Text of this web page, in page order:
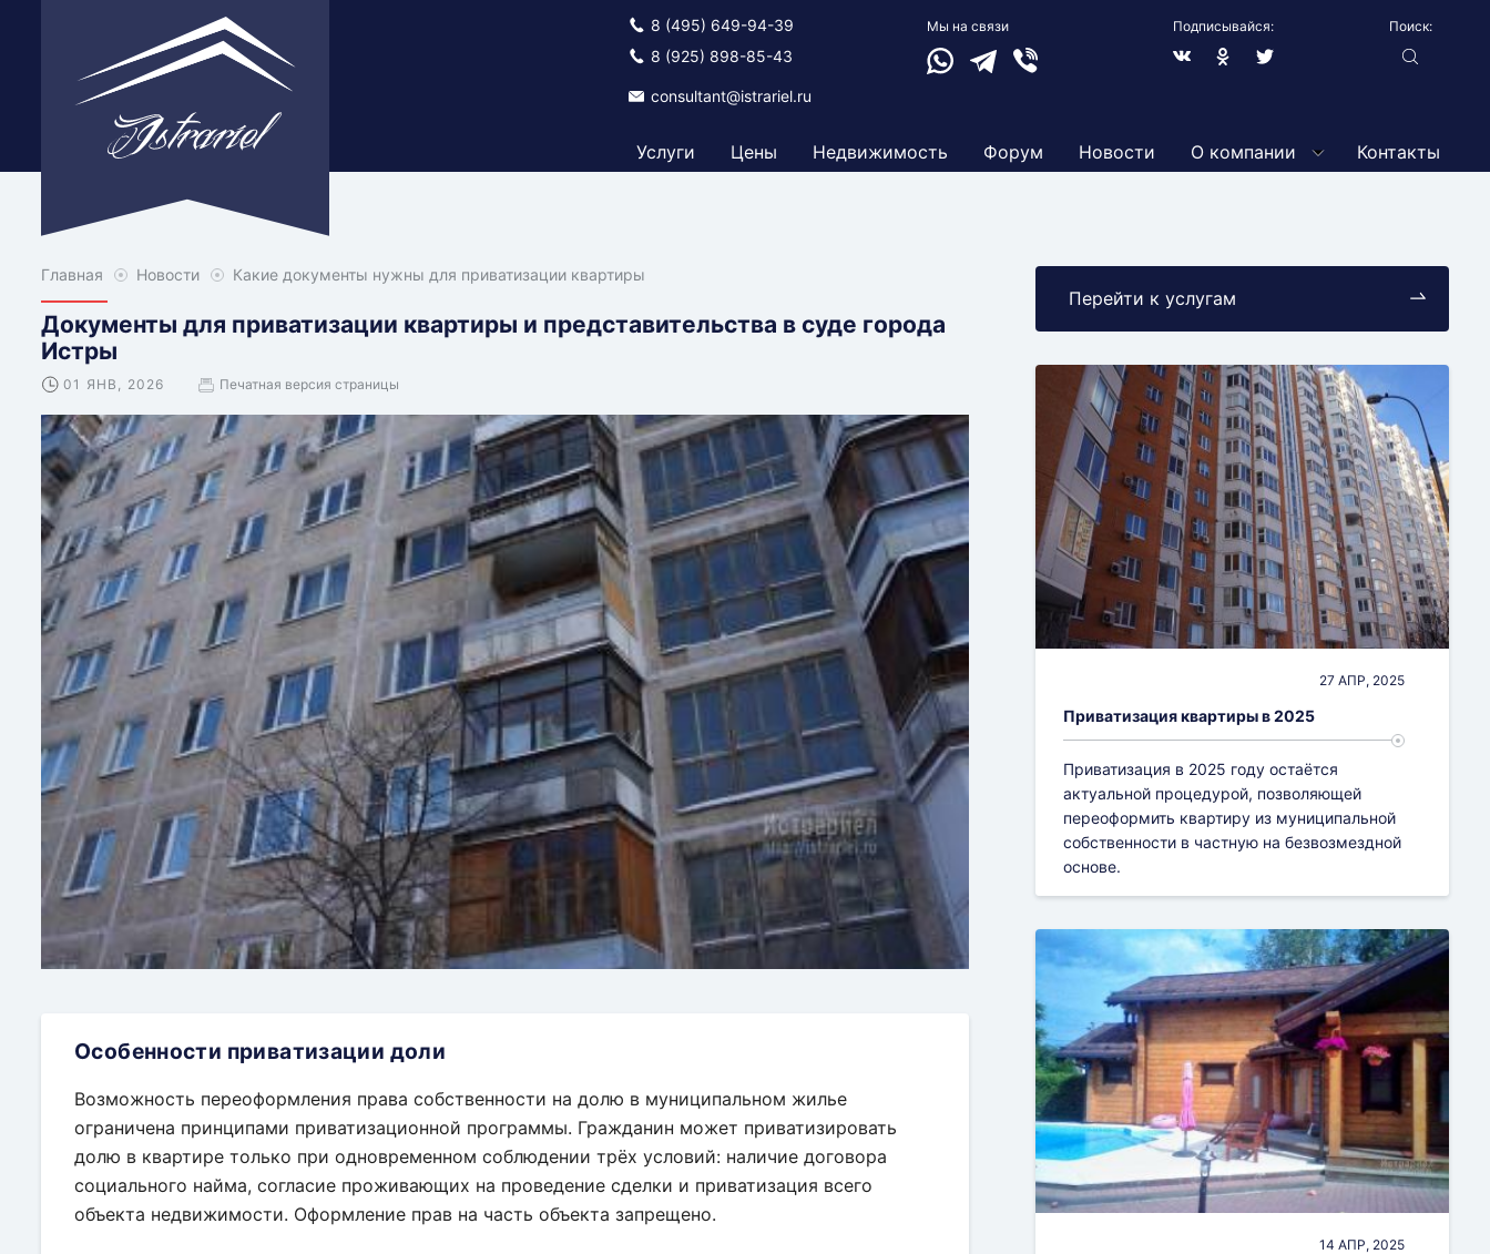
Услуги Цены Недвижимость Форум Новости О компании Контакты
8 (495) 649-94-39
8 (925) 898-85-43
consultant@istrariel.ru
Мы на связи
ВаттсапТелеграмВайбер
Подписывайся:
В
BloggerТвиттер
Поиск:
Главная Новости Какие документы нужны для приватизации квартиры
Документы для приватизации квартиры и представительства в суде города
Истры
01 ЯНВ, 2026 Печатная версия страницы
Особенности приватизации доли
Возможность переоформления права собственности на долю в муниципальном жилье
ограничена принципами приватизационной программы. Гражданин может приватизировать
долю в квартире только при одновременном соблюдении трёх условий: наличие договора
социального найма, согласие проживающих на проведение сделки и приватизация всего
объекта недвижимости. Оформление прав на часть объекта запрещено.
Перейти к услугам
27 АПР, 2025
Приватизация квартиры в 2025
Приватизация в 2025 году остаётся
актуальной процедурой, позволяющей
переоформить квартиру из муниципальной
собственности в частную на безвозмездной
основе.
14 АПР, 2025